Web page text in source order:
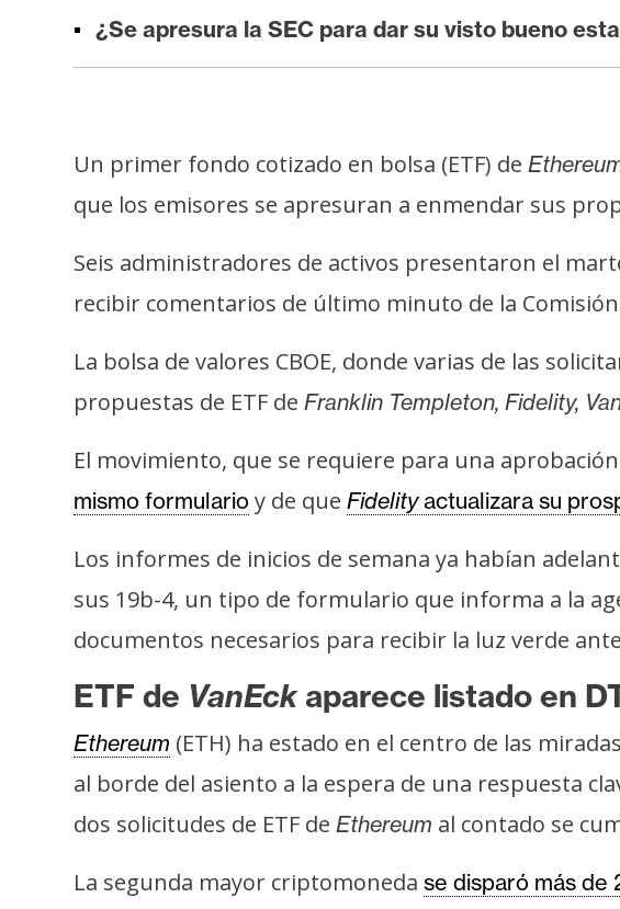
a
e
r
e
s
T
e
a
R
e
u
r
s
o
s
¿Se apresura la SEC para dar su visto bueno
Un primer fondo cotizado en bolsa (ETF) de
que los emisores se apresuran a enmendar sus
Seis administradores de activos presentaron el
recibir comentarios de último minuto de la Comisión
La bolsa de valores CBOE, donde varias de las
propuestas de ETF de Franklin Templeton, Fidelity,
El movimiento, que se requiere para una
mismo formulario y de que Fidelityactualizara su
Los informes de inicios de semana ya habían
sus 19b-4, un tipo de formulario que informa a la
documentos necesarios para recibir la luz verde
ETF de VanEckaparece listado en
Ethereum (ETH) ha estado en el centro de las
al borde del asiento a la espera de una respuesta
dos solicitudes de ETF de Ethereum al contado se
La segunda mayor criptomoneda se disparó más de